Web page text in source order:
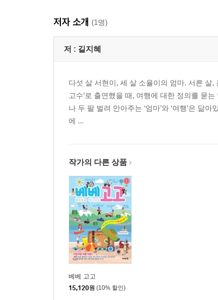
저자 소개 (1명)
저 : 길지혜
다섯 살 서현이, 세 살 소율이의 엄마. 서른 살
고수’로 출연했을 때, 여행에 대한 정의를 묻
나 두 팔 벌려 안아주는 ‘엄마’와 ‘여행’은 닮
에 ...
작가의 다른 상품
베베 고고
15,120원 (10% 할인)